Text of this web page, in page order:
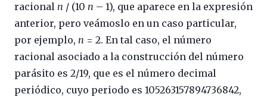
racional n / (10 n – 1), que aparece en la expresión
anterior, pero veámoslo en un caso particular,
por ejemplo, n = 2. En tal caso, el número
racional asociado a la construcción del número
parásito es 2/19, que es el número decimal
periódico, cuyo periodo es 105263157894736842,